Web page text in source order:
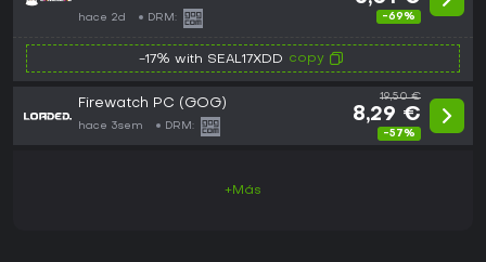
hace 2d DRM: -69%
-17% with SEAL17XDD copy
Firewatch PC (GOG)
hace 3sem DRM:
19,50 €
8,29 €
-57%
+Más